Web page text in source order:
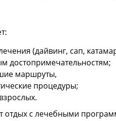
(дайвинг, сап,
достопримечательностям;
маршруты,
процедуры;
с лечебными